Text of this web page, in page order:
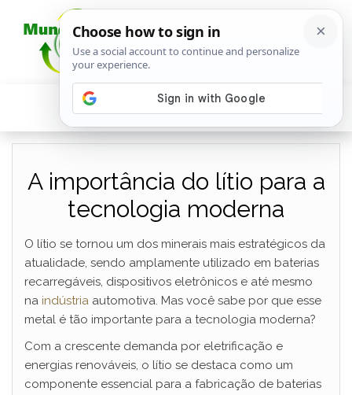
A importância do lítio para a
tecnologia moderna
O lítio se tornou um dos minerais mais estratégicos da
atualidade, sendo amplamente utilizado em baterias
recarregáveis, dispositivos eletrônicos e até mesmo
na indústria automotiva. Mas você sabe por que esse
metal é tão importante para a tecnologia moderna?
Com a crescente demanda por eletrificação e
energias renováveis, o lítio se destaca como um
componente essencial para a fabricação de baterias